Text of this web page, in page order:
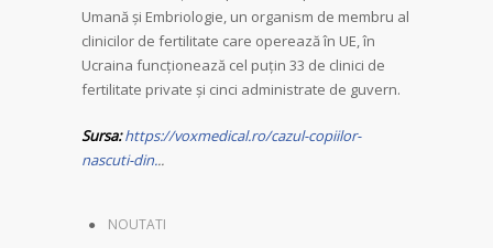
Umană și Embriologie, un organism de membru al
clinicilor de fertilitate care operează în UE, în
Ucraina funcționează cel puțin 33 de clinici de
fertilitate private și cinci administrate de guvern.
Sursa: https://voxmedical.ro/cazul-copiilor-
nascuti-din...
NOUTATI